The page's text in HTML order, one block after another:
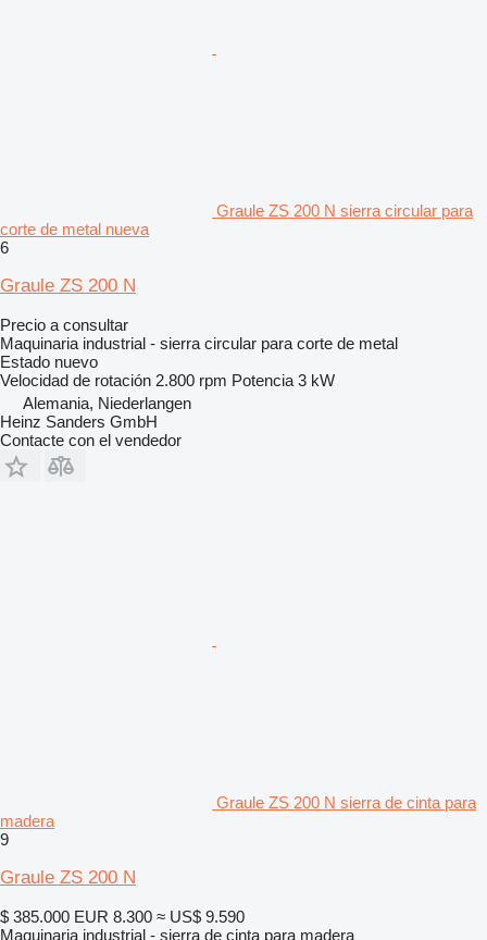
Graule ZS 200 N sierra circular para
corte de metal nueva
6
Graule ZS 200 N
Precio a consultar
Maquinaria industrial - sierra circular para corte de metal
Estado nuevo
Velocidad de rotación 2.800 rpm Potencia 3 kW
Alemania, Niederlangen
Heinz Sanders GmbH
Contacte con el vendedor
Graule ZS 200 N sierra de cinta para
madera
9
Graule ZS 200 N
$ 385.000 EUR 8.300 ≈ US$ 9.590
Maquinaria industrial - sierra de cinta para madera